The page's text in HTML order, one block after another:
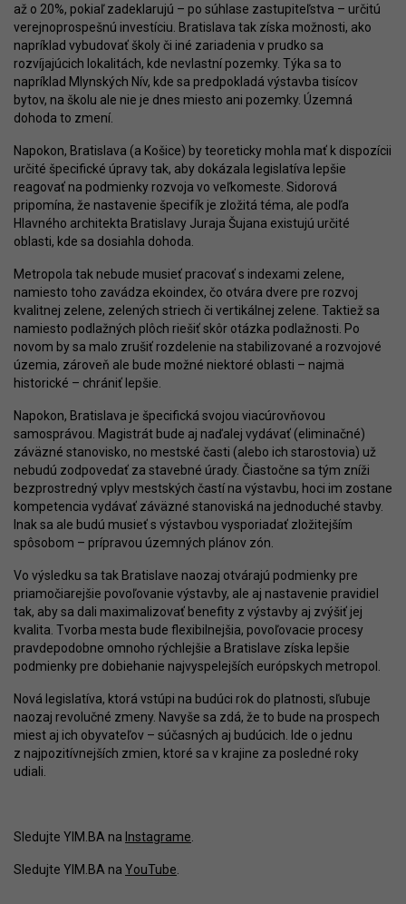
až o 20%, pokiaľ zadeklarujú – po súhlase zastupiteľstva – určitú
verejnoprospešnú investíciu. Bratislava tak získa možnosti, ako
napríklad vybudovať školy či iné zariadenia v prudko sa
rozvíjajúcich lokalitách, kde nevlastní pozemky. Týka sa to
napríklad Mlynských Nív, kde sa predpokladá výstavba tisícov
bytov, na školu ale nie je dnes miesto ani pozemky. Územná
dohoda to zmení.
Napokon, Bratislava (a Košice) by teoreticky mohla mať k dispozícii
určité špecifické úpravy tak, aby dokázala legislatíva lepšie
reagovať na podmienky rozvoja vo veľkomeste. Sidorová
pripomína, že nastavenie špecifík je zložitá téma, ale podľa
Hlavného architekta Bratislavy Juraja Šujana existujú určité
oblasti, kde sa dosiahla dohoda.
Metropola tak nebude musieť pracovať s indexami zelene,
namiesto toho zavádza ekoindex, čo otvára dvere pre rozvoj
kvalitnej zelene, zelených striech či vertikálnej zelene. Taktiež sa
namiesto podlažných plôch riešiť skôr otázka podlažnosti. Po
novom by sa malo zrušiť rozdelenie na stabilizované a rozvojové
územia, zároveň ale bude možné niektoré oblasti – najmä
historické – chrániť lepšie.
Napokon, Bratislava je špecifická svojou viacúrovňovou
samosprávou. Magistrát bude aj naďalej vydávať (eliminačné)
záväzné stanovisko, no mestské časti (alebo ich starostovia) už
nebudú zodpovedať za stavebné úrady. Čiastočne sa tým zníži
bezprostredný vplyv mestských častí na výstavbu, hoci im zostane
kompetencia vydávať záväzné stanoviská na jednoduché stavby.
Inak sa ale budú musieť s výstavbou vysporiadať zložitejším
spôsobom – prípravou územných plánov zón.
Vo výsledku sa tak Bratislave naozaj otvárajú podmienky pre
priamočiarejšie povoľovanie výstavby, ale aj nastavenie pravidiel
tak, aby sa dali maximalizovať benefity z výstavby aj zvýšiť jej
kvalita. Tvorba mesta bude flexibilnejšia, povoľovacie procesy
pravdepodobne omnoho rýchlejšie a Bratislave získa lepšie
podmienky pre dobiehanie najvyspelejších európskych metropol.
Nová legislatíva, ktorá vstúpi na budúci rok do platnosti, sľubuje
naozaj revolučné zmeny. Navyše sa zdá, že to bude na prospech
miest aj ich obyvateľov – súčasných aj budúcich. Ide o jednu
z najpozitívnejších zmien, ktoré sa v krajine za posledné roky
udiali.
Sledujte YIM.BA na Instagrame
Sledujte YIM.BA na YouTube